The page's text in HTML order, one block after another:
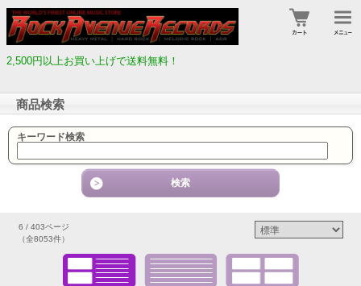
2,500円以上お買い上げで送料無料！
商品検索
キーワード検索
6 / 403ページ
（全8053件）